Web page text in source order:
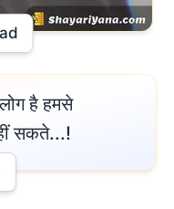
सकते...!